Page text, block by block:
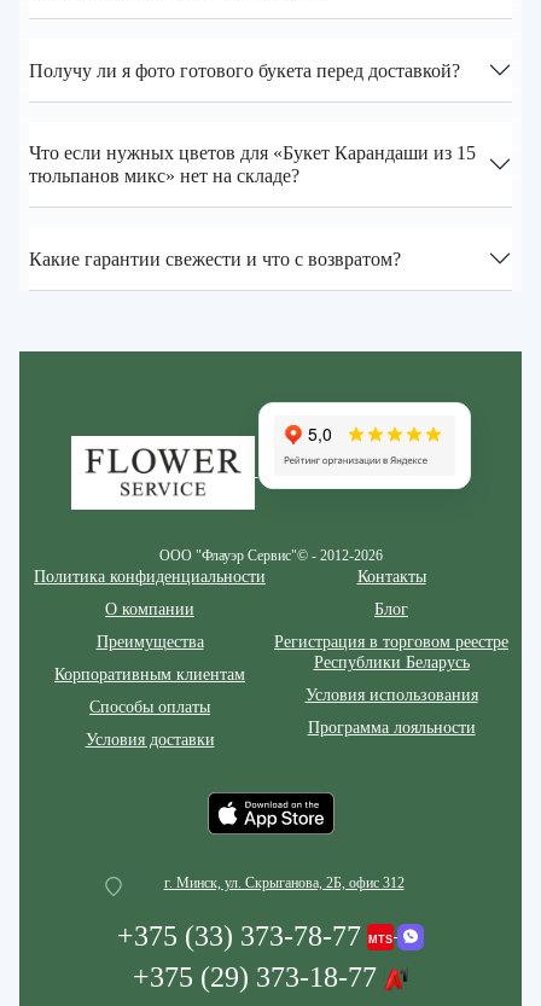
Получу ли я фото готового букета перед доставкой?
Что если нужных цветов для «Букет Карандаши из 15
тюльпанов микс» нет на складе?
Какие гарантии свежести и что с возвратом?
ООО "Флауэр Сервис"© - 2012-2026
Политика конфиденциальности
О компании
Преимущества
Корпоративным клиентам
Способы оплаты
Условия доставки
Контакты
Блог
Регистрация в торговом реестре
Республики Беларусь
Условия использования
Программа лояльности
г. Минск, ул. Скрыганова, 2Б, офис 312
+375 (33) 373-78-77
+375 (29) 373-18-77